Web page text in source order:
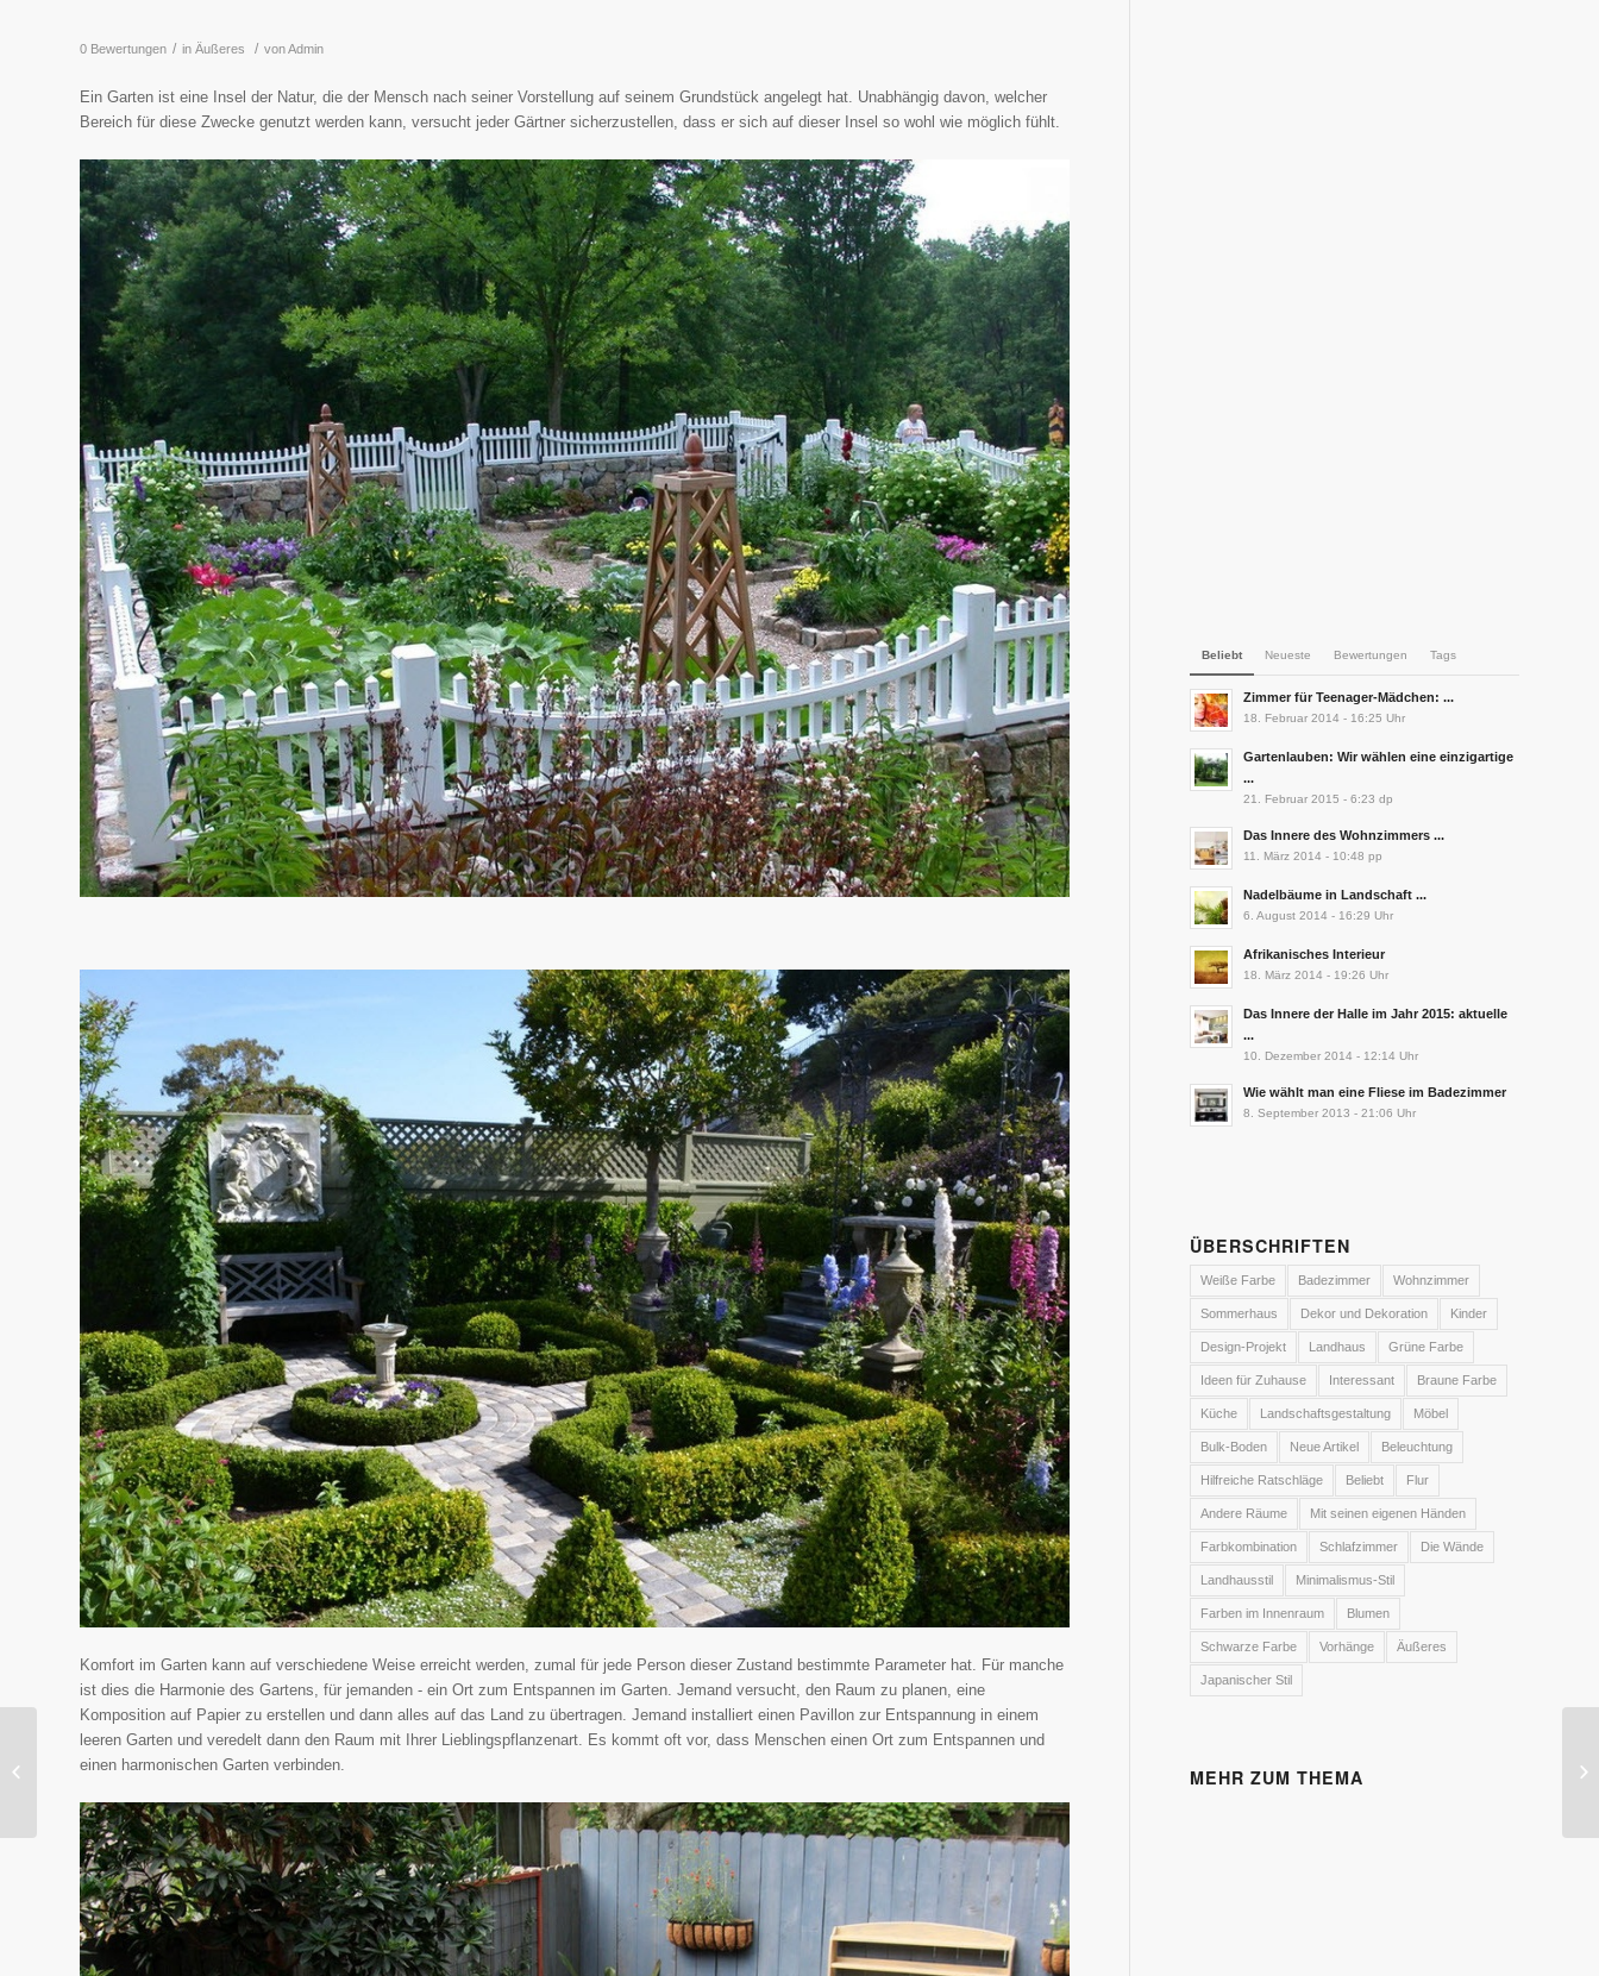
0 Bewertungen / in Äußeres / vonAdmin
Ein Garten ist eine Insel der Natur, die der Mensch nach seiner Vorstellung auf seinem Grundstück angelegt hat. Unabhängig davon, welcher
Bereich für diese Zwecke genutzt werden kann, versucht jeder Gärtner sicherzustellen, dass er sich auf dieser Insel so wohl wie möglich fühlt.
Komfort im Garten kann auf verschiedene Weise erreicht werden, zumal für jede Person dieser Zustand bestimmte Parameter hat. Für manche
ist dies die Harmonie des Gartens, für jemanden - ein Ort zum Entspannen im Garten. Jemand versucht, den Raum zu planen, eine
Komposition auf Papier zu erstellen und dann alles auf das Land zu übertragen. Jemand installiert einen Pavillon zur Entspannung in einem
leeren Garten und veredelt dann den Raum mit Ihrer Lieblingspflanzenart. Es kommt oft vor, dass Menschen einen Ort zum Entspannen und
einen harmonischen Garten verbinden.
Beliebt Neueste Bewertungen Tags
Zimmer für Teenager-Mädchen: ...
18. Februar 2014 - 16:25 Uhr
Gartenlauben: Wir wählen eine einzigartige
...
21. Februar 2015 - 6:23 dp
Das Innere des Wohnzimmers ...
11. März 2014 - 10:48 pp
Nadelbäume in Landschaft ...
6. August 2014 - 16:29 Uhr
Afrikanisches Interieur
18. März 2014 - 19:26 Uhr
Das Innere der Halle im Jahr 2015: aktuelle
...
10. Dezember 2014 - 12:14 Uhr
Wie wählt man eine Fliese im Badezimmer
8. September 2013 - 21:06 Uhr
ÜBERSCHRIFTEN
Weiße Farbe Badezimmer Wohnzimmer
Sommerhaus Dekor und Dekoration Kinder
Design-Projekt Landhaus Grüne Farbe
Ideen für Zuhause Interessant Braune Farbe
Küche Landschaftsgestaltung Möbel
Bulk-Boden Neue Artikel Beleuchtung
Hilfreiche Ratschläge Beliebt Flur
Andere Räume Mit seinen eigenen Händen
Farbkombination Schlafzimmer Die Wände
Landhausstil Minimalismus-Stil
Farben im Innenraum Blumen
Schwarze Farbe Vorhänge Äußeres
Japanischer Stil
MEHR ZUM THEMA
Raumgestaltung in